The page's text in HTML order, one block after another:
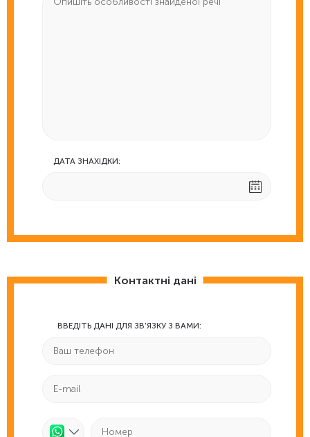
ДАТА ЗНАХІДКИ:
Контактні дані
ВВЕДІТЬ ДАНІ ДЛЯ ЗВ'ЯЗКУ З ВАМИ: